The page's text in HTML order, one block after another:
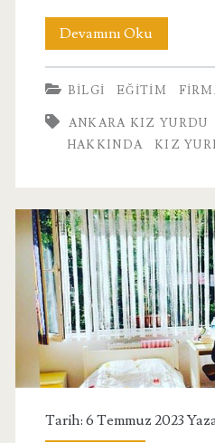
Devamını OkuAnkara
Kız
Yurdu
Hakkında
BILGI EĞITIM
ANKARA KIZ YURDU
HAKKINDA
KIZ
Tarih: 6 Temmuz 2023